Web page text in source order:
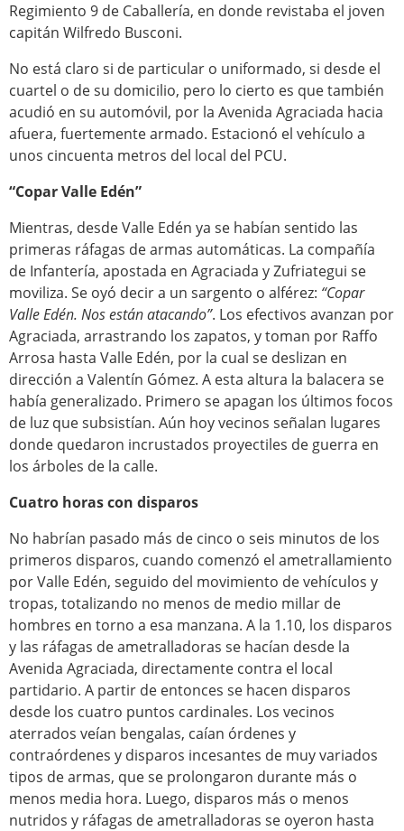
Regimiento 9 de Caballería, en donde revistaba el joven
capitán Wilfredo Busconi.
No está claro si de particular o uniformado, si desde el
cuartel o de su domicilio, pero lo cierto es que también
acudió en su automóvil, por la Avenida Agraciada hacia
afuera, fuertemente armado. Estacionó el vehículo a
unos cincuenta metros del local del PCU.
“Copar Valle Edén”
Mientras, desde Valle Edén ya se habían sentido las
primeras ráfagas de armas automáticas. La compañía
de Infantería, apostada en Agraciada y Zufriategui se
moviliza. Se oyó decir a un sargento o alférez: “Copar
Valle Edén. Nos están atacando”. Los efectivos avanzan por
Agraciada, arrastrando los zapatos, y toman por Raffo
Arrosa hasta Valle Edén, por la cual se deslizan en
dirección a Valentín Gómez. A esta altura la balacera se
había generalizado. Primero se apagan los últimos focos
de luz que subsistían. Aún hoy vecinos señalan lugares
donde quedaron incrustados proyectiles de guerra en
los árboles de la calle.
Cuatro horas con disparos
No habrían pasado más de cinco o seis minutos de los
primeros disparos, cuando comenzó el ametrallamiento
por Valle Edén, seguido del movimiento de vehículos y
tropas, totalizando no menos de medio millar de
hombres en torno a esa manzana. A la 1.10, los disparos
y las ráfagas de ametralladoras se hacían desde la
Avenida Agraciada, directamente contra el local
partidario. A partir de entonces se hacen disparos
desde los cuatro puntos cardinales. Los vecinos
aterrados veían bengalas, caían órdenes y
contraórdenes y disparos incesantes de muy variados
tipos de armas, que se prolongaron durante más o
menos media hora. Luego, disparos más o menos
nutridos y ráfagas de ametralladoras se oyeron hasta